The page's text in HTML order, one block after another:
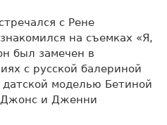
с Рене
на съемках «Я,
был замечен в
с русской балериной
моделью Бетиной
и Дженни